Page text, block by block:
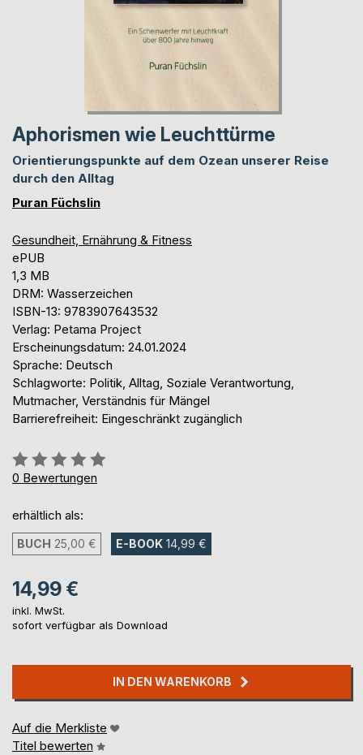
Aphorismen wie Leuchttürme
Orientierungspunkte auf dem Ozean unserer Reise
durch den Alltag
Puran Füchslin
Gesundheit, Ernährung & Fitness
ePUB
1,3 MB
DRM: Wasserzeichen
ISBN-13: 9783907643532
Verlag: Petama Project
Erscheinungsdatum: 24.01.2024
Sprache: Deutsch
Schlagworte: Politik, Alltag, Soziale Verantwortung,
Mutmacher, Verständnis für Mängel
Barrierefreiheit: Eingeschränkt zugänglich
Bewertung::
0%
0 Bewertungen
erhältlich als:
BUCH 25,00 € E-BOOK 14,99 €
14,99 €
inkl. MwSt.
sofort verfügbar als Download
IN DEN WARENKORB
Auf die Merkliste
Titel bewerten